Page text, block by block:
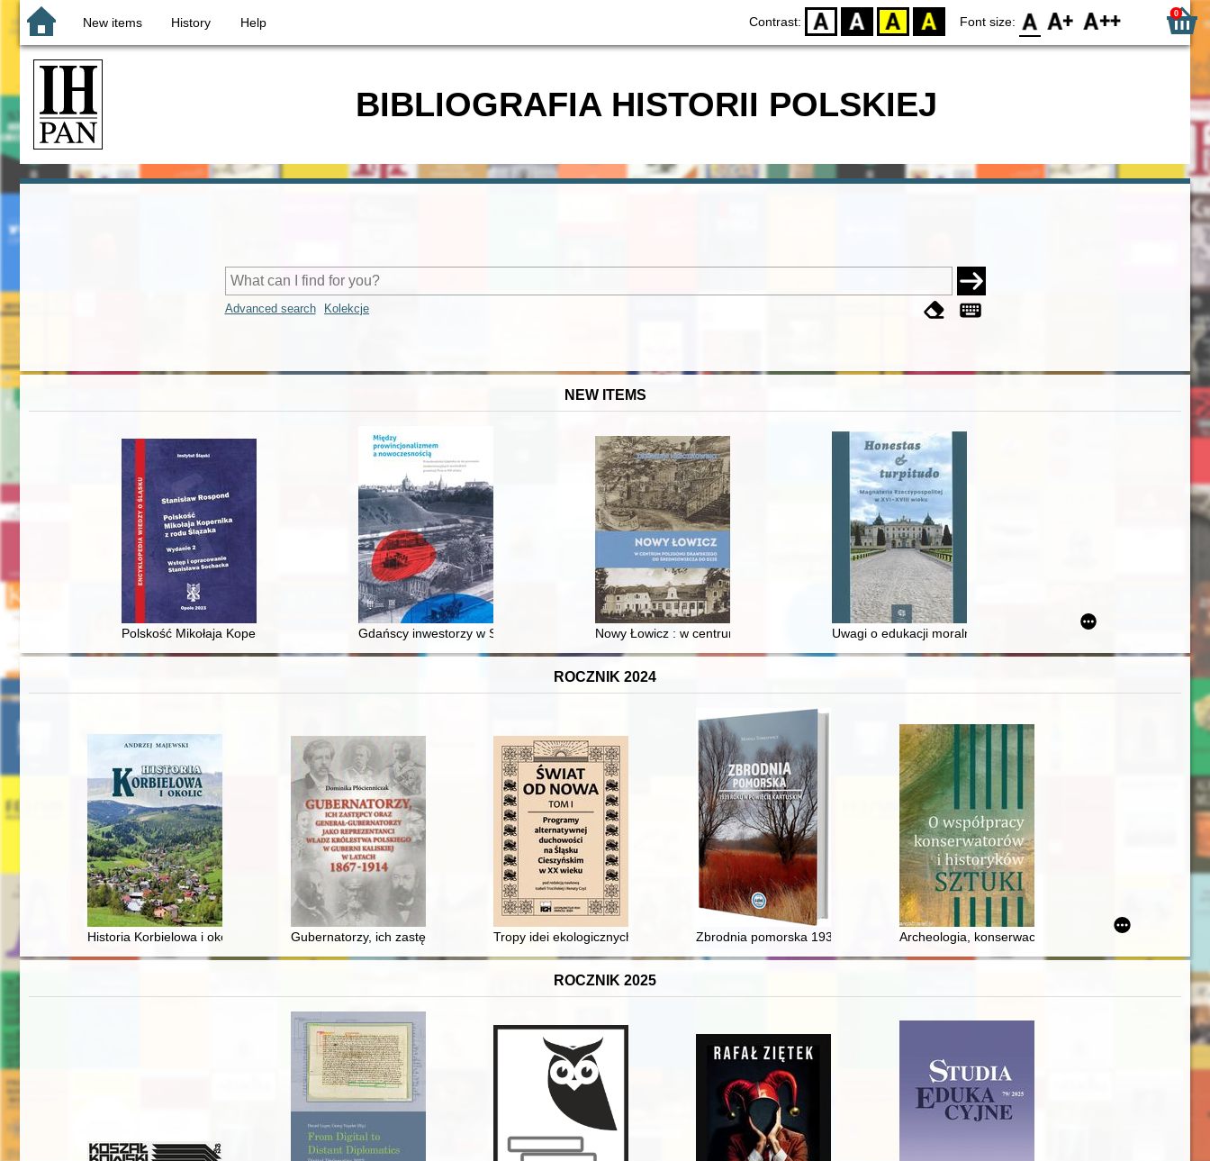
New items History Help Contrast: D BW YB BY Font size: F0 F1 F2 0
BIBLIOGRAFIA HISTORII POLSKIEJ
Advanced search Kolekcje
NEW ITEMS
Polskość Mikołaja Kopernika z rodu ŚlązakaGdańscy inwestorzy w Sopocie : prestiż finansowy i towarzyski lokalnego mieszczaństwa w 2. poł. XIX w
Nowy Łowicz : w centrum poligonu drawskiego od średniowiecza do dziśUwagi o edukacji moralnej synów szlacheckich w XVI-wiecznej
ROCZNIK 2024
Historia Korbielowa i okolic Gubernatorzy, ich zastępcy oraz generał-gubernatorzy jako reprezentanci władz Królestwa Polskiego w guberni kaliskiej w latach 1867-1914
Tropy idei ekologicznych w wydawnictwach Śląska Cieszyńskiego w pierwszej połowie XX wieku
Zbrodnia pomorska 1939 roku w powiecie kartuskimArcheologia, konserwacja zabytków, historia sztuki i
ROCZNIK 2025